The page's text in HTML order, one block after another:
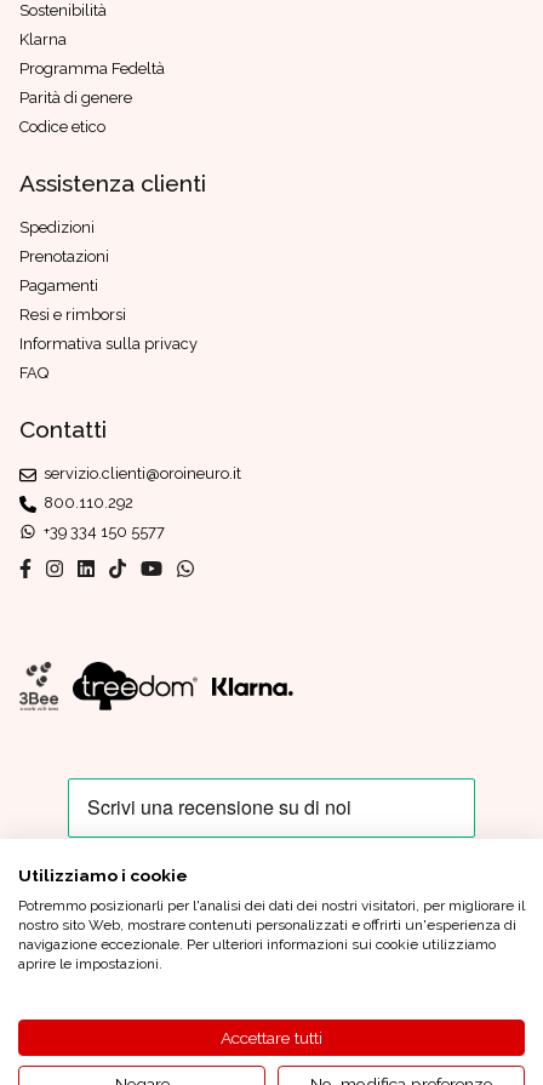
Sostenibilità
Klarna
Programma Fedeltà
Parità di genere
Codice etico
Assistenza clienti
Spedizioni
Prenotazioni
Pagamenti
Resi e rimborsi
Informativa sulla privacy
FAQ
Contatti
servizio.clienti@oroineuro.it
800.110.292
+39 334 150 5577
Oro In Euro Italia S.p.A. - Sede Legale: Piazza IV Novembre, 4 - 20124
Milano - Sede Operativa: Via XX Settembre, 6 - 21013 Gallarate (VA)
Tel. +39 0331 799 920
© 2026 Oro in Euro Tutti i diritti riservati
Utilizziamo i cookie
Potremmo posizionarli per l'analisi dei dati dei nostri visitatori, per migliorare il
nostro sito Web, mostrare contenuti personalizzati e offrirti un'esperienza di
navigazione eccezionale. Per ulteriori informazioni sui cookie utilizziamo
aprire le impostazioni.
Accettare tutti